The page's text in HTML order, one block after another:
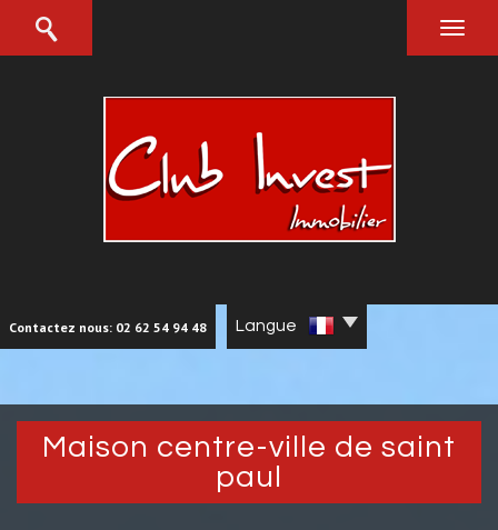
Contactez nous: 02 62 54 94 48 Langue
maison centre-ville de saint
paul